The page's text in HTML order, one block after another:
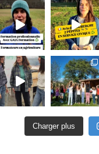
Charger plus